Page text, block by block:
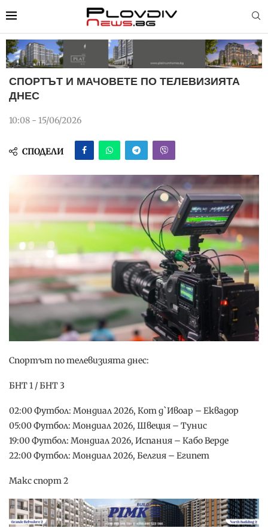
СПОРТЪТ И МАЧОВЕТЕ ПО ТЕЛЕВИЗИЯТА
ДНЕС
10:08 - 15/06/2026
СПОДЕЛИ
Спортът по телевизията днес:
БНТ 1 / БНТ 3
02:00 Футбол: Мондиал 2026, Кот д`Ивоар – Еквадор
05:00 Футбол: Мондиал 2026, Швеция – Тунис
19:00 Футбол: Мондиал 2026, Испания – Кабо Верде
22:00 Футбол: Мондиал 2026, Белгия – Египет
Макс спорт 2